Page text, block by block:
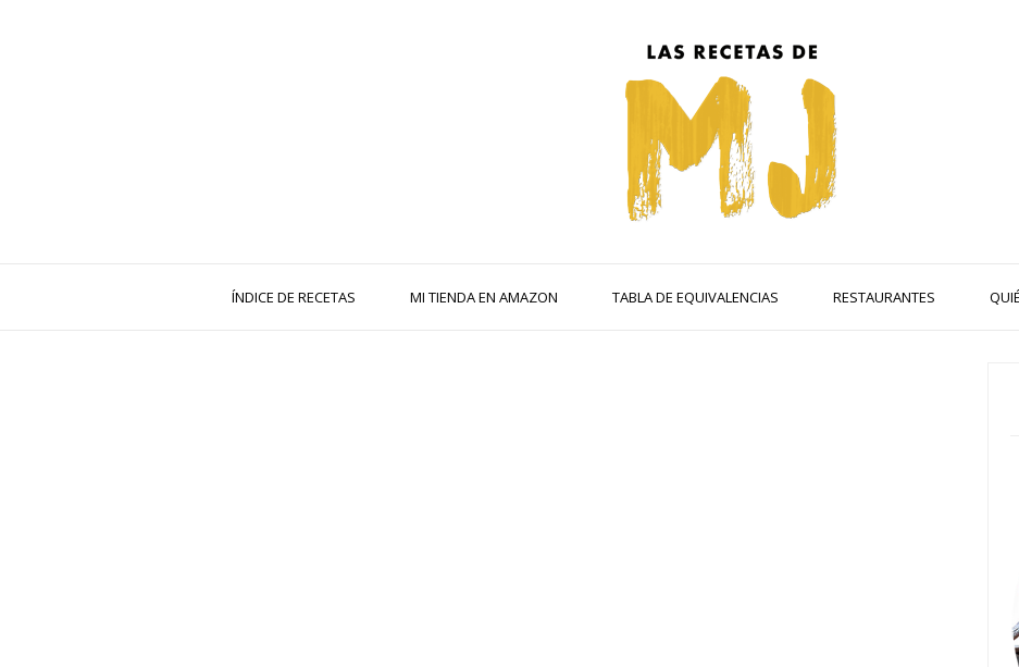
ÍNDICE DE RECETAS MI TIENDA EN AMAZON TABLA DE EQUIVALENCIAS RESTAURANTES